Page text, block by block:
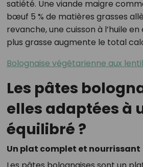
satiété. Une viande maigre
bœuf 5 % de matières grasses
revanche, une cuisson à l’huile
plus grasse augmente le total
Bolognaise végétarienne aux
Les pâtes
elles adaptées à
équilibré ?
Un plat complet et nourrissant